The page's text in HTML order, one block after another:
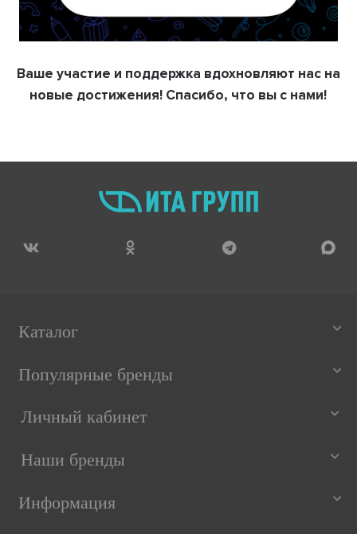
Ваше участие и поддержка вдохновляют нас на
новые достижения! Спасибо, что вы с нами!
Каталог
Популярные бренды
Личный кабинет
Наши бренды
Информация